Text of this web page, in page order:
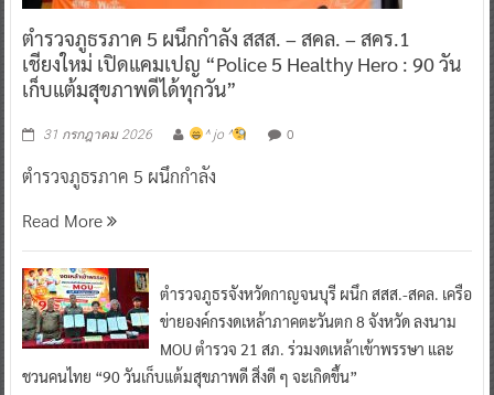
ตำรวจภูธรภาค 5 ผนึกกำลัง สสส. – สคล. – สคร.1
เชียงใหม่ เปิดแคมเปญ “Police 5 Healthy Hero : 90 วัน
เก็บแต้มสุขภาพดีได้ทุกวัน”
31 กรกฎาคม 2026 ^ jo ^ 0
ตำรวจภูธรภาค 5 ผนึกกำลัง
Read More
ตำรวจภูธรจังหวัดกาญจนบุรี ผนึก สสส.-สคล. เครือ
ข่ายองค์กรงดเหล้าภาคตะวันตก 8 จังหวัด ลงนาม
MOU ตำรวจ 21 สภ. ร่วมงดเหล้าเข้าพรรษา และ
ชวนคนไทย “90 วันเก็บแต้มสุขภาพดี สิ่งดี ๆ จะเกิดขึ้น”